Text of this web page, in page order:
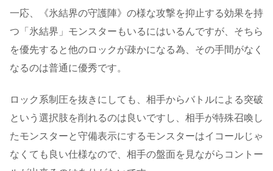
一応、《氷結界の守護陣》の様な攻撃を抑止する効果を持
つ「氷結界」モンスターもいるにはいるんですが、そちら
を優先すると他のロックが疎かになる為、その手間がなく
なるのは普通に優秀です。
ロック系制圧を抜きにしても、相手からバトルによる突破
という選択肢を削れるのは良いですし、相手が特殊召喚し
たモンスターと守備表示にするモンスターはイコールじゃ
なくても良い仕様なので、相手の盤面を見ながらコントー